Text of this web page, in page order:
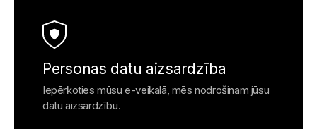
Personas datu aizsardzība
Iepērkoties mūsu e-veikalā, mēs nodrošinam jūsu
datu aizsardzību.